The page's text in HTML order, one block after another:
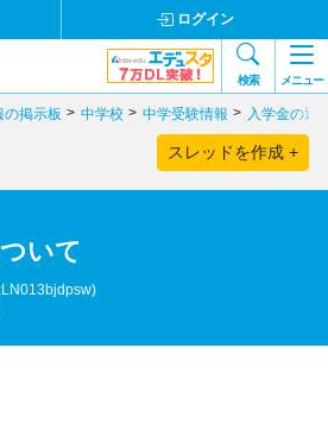
ログイン
検索 メニュー
の掲示板 中学校 中学受験情報 入学金の返
スレッドを作成 +
いて